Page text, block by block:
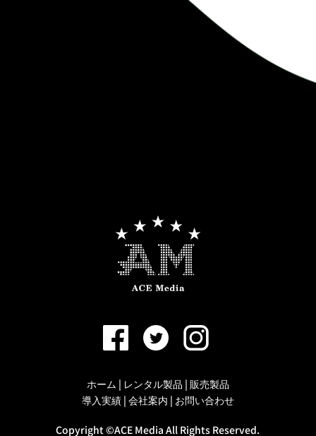
ホーム | レンタル製品 | 販売製品
導入実績| 会社案内 | お問い合わせ
Copyright ©ACE Media All Rights Reserved.